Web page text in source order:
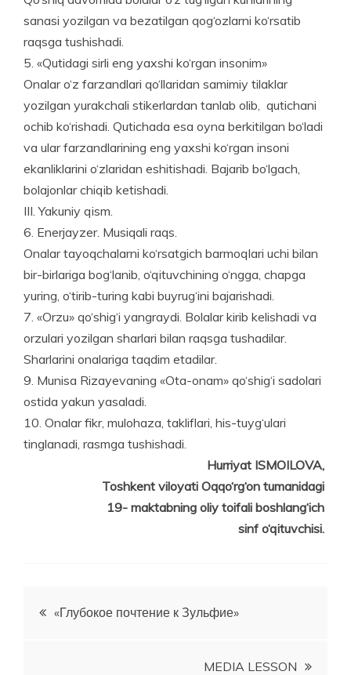
sanasi yozilgan va bezatilgan qog‘ozlarni ko‘rsatib
raqsga tu­shishadi.
5. «Qutidagi sirli eng yaxshi ko‘rgan insonim»
Onalar o‘z farzandlari qo‘llaridan samimiy tilaklar
yozilgan yurakchali stikerlardan tanlab olib, qutichani
ochib ko‘rishadi. Qutichada esa oyna berkitilgan bo‘ladi
va ular farzand­larining eng yaxshi ko‘rgan insoni
ekanliklarini o‘zlaridan eshitishadi. Bajarib bo‘lgach,
bolajonlar chiqib ketishadi.
III. Yakuniy qism.
6. Enerjayzer. Musiqali raqs.
Onalar tayoqchalarni ko‘rsatgich barmoqlari uchi bilan
bir-birlariga bog‘lanib, o‘qituvchining o‘ngga, chapga
yuring, o‘tirib-turing kabi buyrug‘ini bajarishadi.
7. «Orzu» qo‘shig‘i yangraydi. Bolalar kirib kelishadi va
orzulari yozilgan sharlari bilan raqsga tushadilar.
Sharlarini onalariga taqdim etadilar.
9. Munisa Rizayevaning «Ota-onam» qo‘shig‘i sadolari
ostida yakun yasaladi.
10. Onalar fikr, mulohaza, takliflari, his-tuyg‘ulari
tinglanadi, rasmga tushishadi.
Hurriyat ISMOILOVA,
Toshkent viloyati Oqqo‘rg‘on tumanidagi
19- maktabning oliy toifali boshlang‘ich
sinf o‘qituvchisi.
Post«Глубокое почтение к Зульфие»
MEDIA LESSON